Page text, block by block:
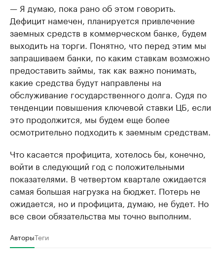
— Я думаю, пока рано об этом говорить.
Дефицит намечен, планируется привлечение
заемных средств в коммерческом банке, будем
выходить на торги. Понятно, что перед этим мы
запрашиваем банки, по каким ставкам возможно
предоставить займы, так как важно понимать,
какие средства будут направлены на
обслуживание государственного долга. Судя по
тенденции повышения ключевой ставки ЦБ, если
это продолжится, мы будем еще более
осмотрительно подходить к заемным средствам.
Что касается профицита, хотелось бы, конечно,
войти в следующий год с положительными
показателями. В четвертом квартале ожидается
самая большая нагрузка на бюджет. Потерь не
ожидается, но и профицита, думаю, не будет. Но
все свои обязательства мы точно выполним.
АвторыТеги